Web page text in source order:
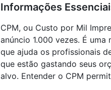
Informações
CPM, ou Custo por Mil
anúncio 1.000 vezes. É
que ajuda os profissionais
que estão gastando seus
alvo. Entender o CPM